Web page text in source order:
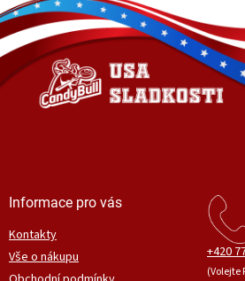
á
p
a
í
Informace pro vás
Kontakty
Vše o nákupu
+420
(Volejte